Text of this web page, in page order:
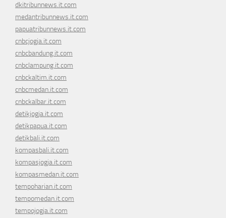
dkitribunnews.it.com
medantribunnews.it.com
papuatribunnews.it.com
cnbcjogja.it.com
cnbcbandung.it.com
cnbclampung.it.com
cnbckaltim.it.com
cnbcmedan.it.com
cnbckalbar.it.com
detikjogja.it.com
detikpapua.it.com
detikbali.it.com
kompasbali.it.com
kompasjogja.it.com
kompasmedan.it.com
tempoharian.it.com
tempomedan.it.com
tempojogja.it.com